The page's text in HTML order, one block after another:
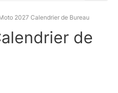
2027 Calendrier de Bureau
de